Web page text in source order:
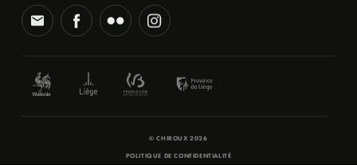
© CHIROUX 2026
POLITIQUE DE CONFIDENTIALITÉ